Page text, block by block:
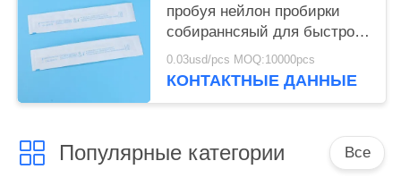
пробуя нейлон пробирки
собираннсяый для быстрого
теста
0.03usd/pcs MOQ:10000pcs
КОНТАКТНЫЕ ДАННЫЕ
Популярные категории Все